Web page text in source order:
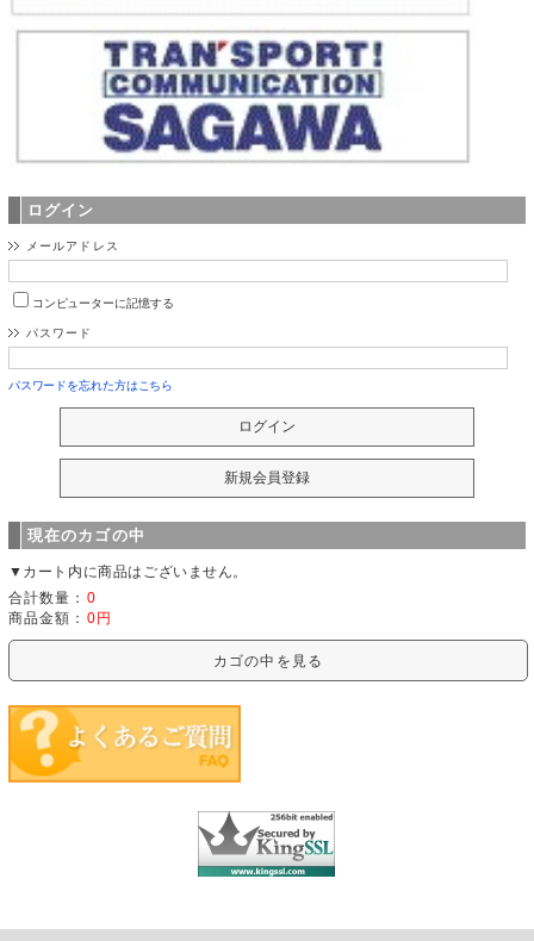
ログイン
メールアドレス
コンピューターに記憶する
パスワード
パスワードを忘れた方はこちら
現在のカゴの中
▼カート内に商品はございません。
合計数量： 0
商品金額： 0円
カゴの中を見る